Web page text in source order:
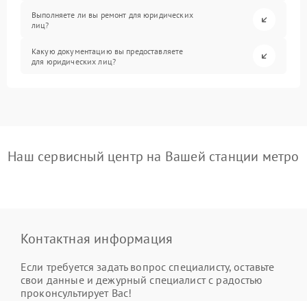
Выполняете ли вы ремонт для юридических
лиц?
Какую документацию вы предоставляете
для юридических лиц?
Наш сервисный центр на Вашей станции метро
Контактная информация
Если требуется задать вопрос специалисту, оставьте
свои данные и дежурный специалист с радостью
проконсультирует Вас!